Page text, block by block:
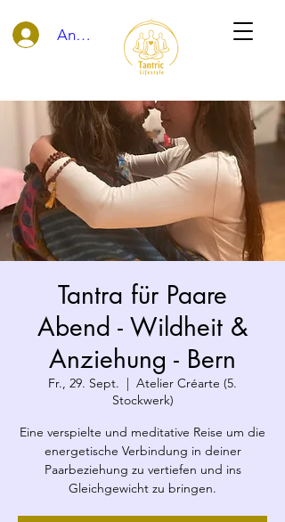
Anmelden
Tantra für Paare
Abend - Wildheit &
Anziehung - Bern
Fr., 29. Sept.
  |
Atelier Créarte (5.
Stockwerk)
Eine verspielte und meditative Reise um die
energetische Verbindung in deiner
Paarbeziehung zu vertiefen und ins
Gleichgewicht zu bringen.